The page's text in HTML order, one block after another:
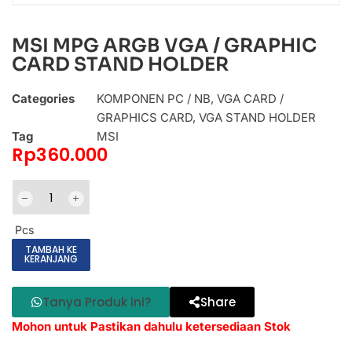
MSI MPG ARGB VGA / GRAPHIC
CARD STAND HOLDER
Categories KOMPONEN PC / NB, VGA CARD /
GRAPHICS CARD, VGA STAND HOLDER
Tag
MSI
Rp360.000
Pcs
TAMBAH KE
KERANJANG
Tanya Produk ini? Share
Mohon untuk Pastikan dahulu ketersediaan Stok